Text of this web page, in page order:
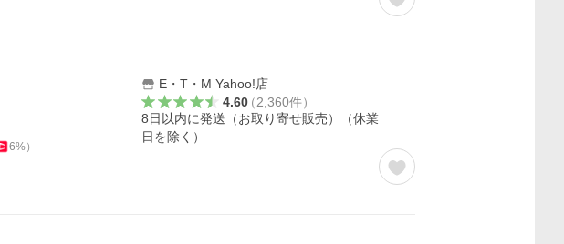
6%）
E・T・M Yahoo!店
4.60（2,360件）
8日以内に発送（お取り寄せ販売）（休業
日を除く）